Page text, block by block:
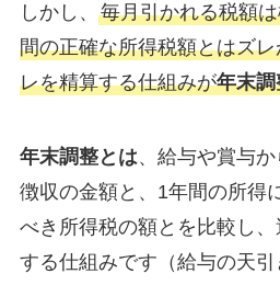
しかし、 毎月引かれる税額
間の正確な所得税額とはズ
レを精算する仕組みが年末調
年末調整とは、給与や賞与
徴収の金額と、1年間の所得
べき所得税の額とを比較し
する仕組みです（給与の天